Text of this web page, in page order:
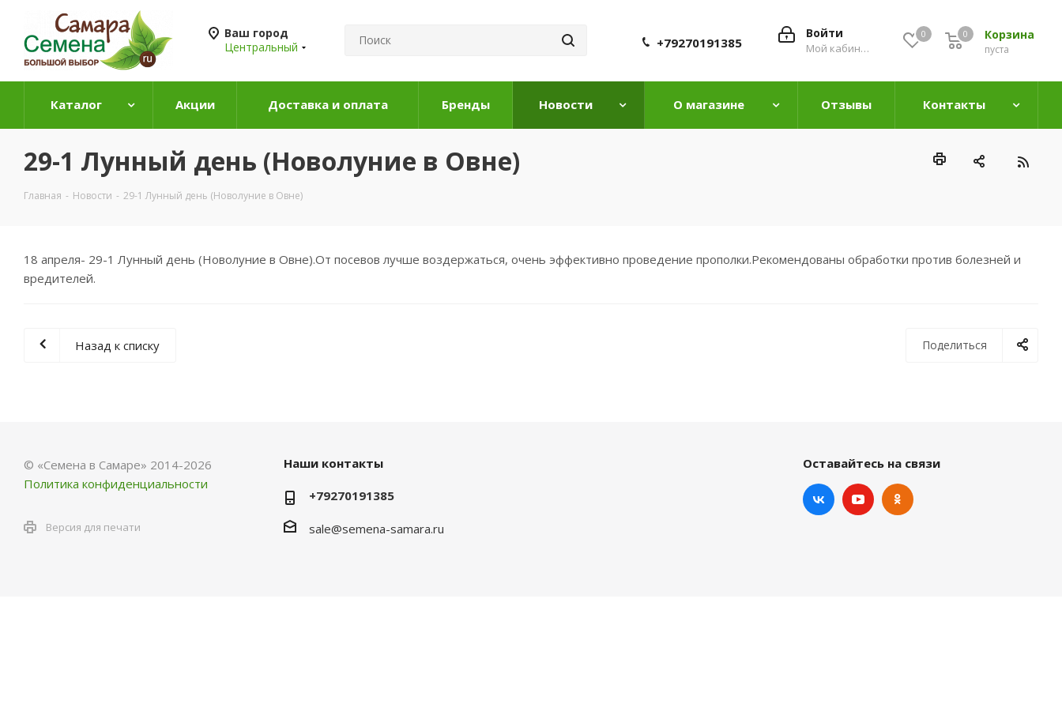
Ваш город
Центральный
0 Корзина
0
пуста
0
Войти
Мой кабинет
+79270191385
Каталог Акции Доставка и оплата Бренды Новости О магазине Отзывы Контакты
29-1 Лунный день (Новолуние в Овне)
Главная - Новости - 29-1 Лунный день (Новолуние в Овне)
18 апреля- 29-1 Лунный день (Новолуние в Овне).От посевов лучше воздержаться, очень эффективно проведение прополки.Рекомендованы обработки против болезней и
вредителей.
Поделиться
Назад к списку
© «Семена в Самаре» 2014-2026
Политика конфиденциальности
Версия для печати
Наши контакты
+79270191385
sale@semena-samara.ru
Оставайтесь на связи